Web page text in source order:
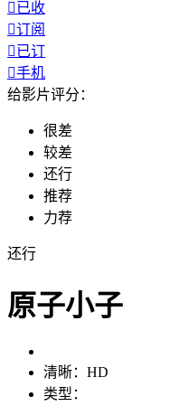
已收
订阅
已订
手机
给影片评分：
很差
较差
还行
推荐
力荐
还行
原子小子
清晰： HD
类型：